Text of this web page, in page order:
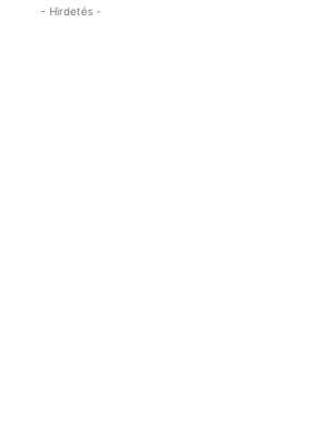
- Hirdetés -